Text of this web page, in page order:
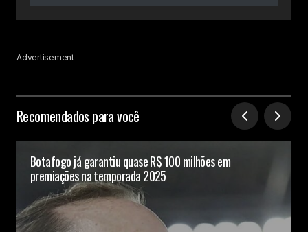
Advertisement
Recomendados para você
Botafogo já garantiu quase R$ 100 milhões em
premiações na temporada 2025